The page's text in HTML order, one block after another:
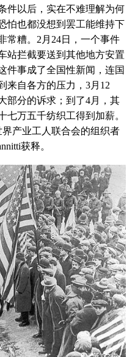
件以后，实在不难理解为何
怕也都没想到罢工能维持下
常糟。2月24日，一个事件
站拦截要送到其他地方安置
件事成了全国性新闻，连国
来自各方的压力，3月12
部分的诉求；到了4月，其
七万五千纺织工得到加薪。
产业工人联合会的组织者
获释。